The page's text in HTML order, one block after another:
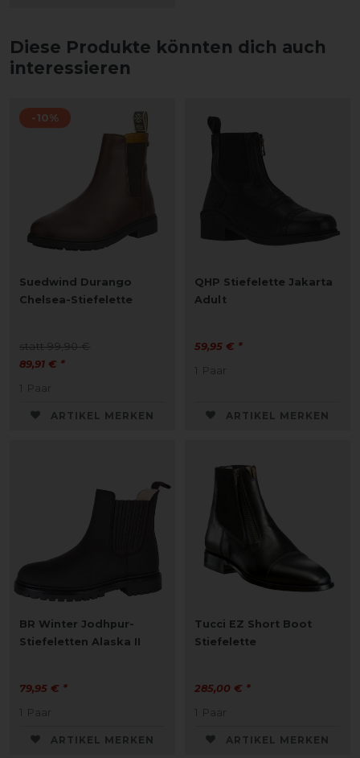
Diese Produkte könnten dich auch
interessieren
-10%
Suedwind Durango
Chelsea-Stiefelette
statt 99,90 €
89,91 € *
1 Paar
ARTIKEL MERKEN
QHP Stiefelette Jakarta
Adult
59,95 € *
1 Paar
ARTIKEL MERKEN
BR Winter Jodhpur-
Stiefeletten Alaska II
79,95 € *
1 Paar
ARTIKEL MERKEN
Tucci EZ Short Boot
Stiefelette
285,00 € *
1 Paar
ARTIKEL MERKEN